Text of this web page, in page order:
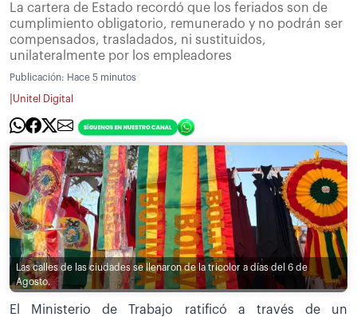
La cartera de Estado recordó que los feriados son de
cumplimiento obligatorio, remunerado y no podrán ser
compensados, trasladados, ni sustituidos,
unilateralmente por los empleadores
Publicación: Hace 5 minutos
Unitel Digital
Las calles de las ciudades se llenaron de la tricolor a días del 6 de
Agosto.
El Ministerio de Trabajo ratificó a través de un